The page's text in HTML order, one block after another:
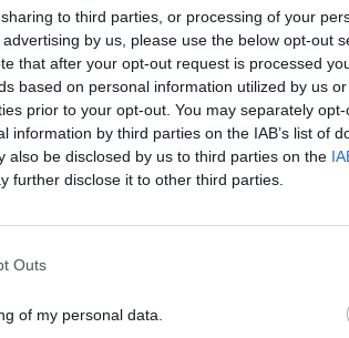
to third parties, or processing of your
by us, please use the below opt-out
that after your opt-out request is processed
based on personal information utilized by us
prior to your opt-out. You may separately
information by third parties on the IAB’s list of
also be disclosed by us to third parties on the
further disclose it to other third parties.
Outs
of my personal data.
ανακριτή
υπό κράτηση.
στόλου με πράσινα
– «Πρέπει να